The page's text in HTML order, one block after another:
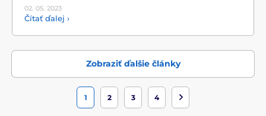
02. 05. 2023
Čítať ďalej ›
Zobraziť ďalšie články
1 2 3 4